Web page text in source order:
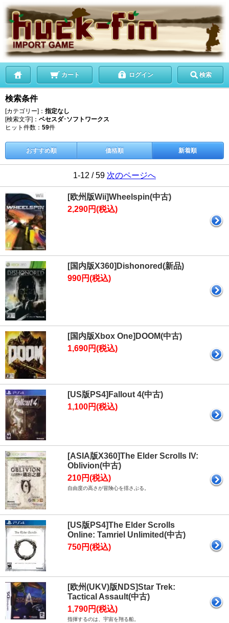
カート ログイン 検索
検索条件
[カテゴリー]： 指定なし
[検索文字]： ベセスダ･ソフトワークス
ヒット件数： 59件
おすすめ順 価格順 新着順
1-12 / 59 次のページへ
[欧州版Wii]Wheelspin(中古)
2,290円(税込)
[国内版X360]Dishonored(新品)
990円(税込)
[国内版Xbox One]DOOM(中古)
1,690円(税込)
[US版PS4]Fallout 4(中古)
1,100円(税込)
[ASIA版X360]The Elder Scrolls IV:
Oblivion(中古)
210円(税込)
自由度の高さが冒険心を揺さぶる。
[US版PS4]The Elder Scrolls
Online: Tamriel Unlimited(中古)
750円(税込)
[欧州(UKV)版NDS]Star Trek:
Tactical Assault(中古)
1,790円(税込)
指揮するのは、宇宙を翔る船。